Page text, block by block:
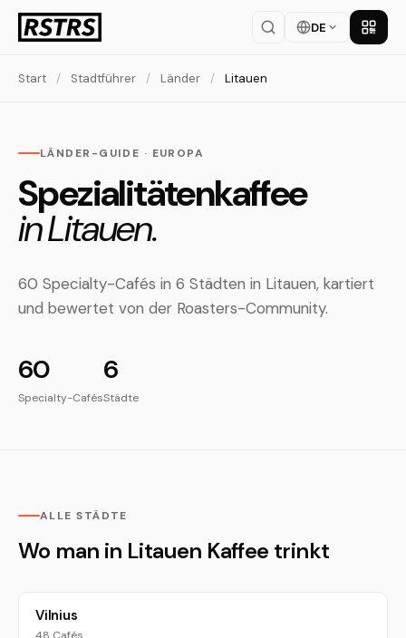
DE App
Start / Stadtführer / Länder / Litauen
LÄNDER-GUIDE · EUROPA
Spezialitätenkaffee
in Litauen.
60 Specialty-Cafés in 6 Städten in Litauen, kartiert
und bewertet von der Roasters-Community.
60
Specialty-Cafés
6
Städte
ALLE STÄDTE
Wo man in Litauen Kaffee trinkt
Vilnius